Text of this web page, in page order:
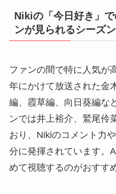
Nikiの「今日好き」
ンが見られるシーズ
ファンの間で特に人気が
年にかけて放送された金
編、霞草編、向日葵編な
ンでは井上裕介、鷲尾伶
おり、Nikiのコメント力
分に発揮されています。
めて視聴するのがおすす